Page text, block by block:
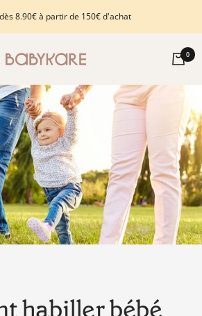
8.90€ à partir de 150€ d'achat
Babykare
pour
la
Chambre
bébé,
petite-
enfance
et
puériculture.
Tout
ce
besoin
0